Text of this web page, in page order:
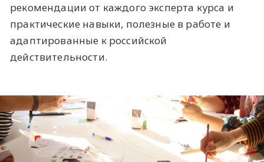
рекомендации от каждого эксперта курса и
практические навыки, полезные в работе и
адаптированные к российской
действительности.